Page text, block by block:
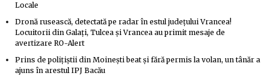
Locale
Dronă rusească, detectată pe radar în estul județului Vrancea!
Locuitorii din Galați, Tulcea și Vrancea au primit mesaje de
avertizare RO-Alert
Prins de polițiștii din Moinești beat și fără permis la volan, un tânăr a
ajuns în arestul IPJ Bacău